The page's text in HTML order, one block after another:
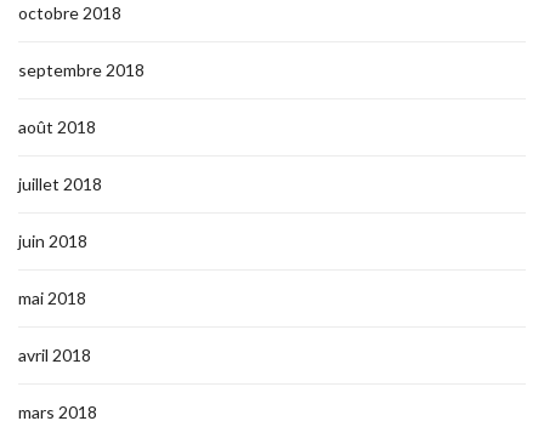
octobre 2018
septembre 2018
août 2018
juillet 2018
juin 2018
mai 2018
avril 2018
mars 2018